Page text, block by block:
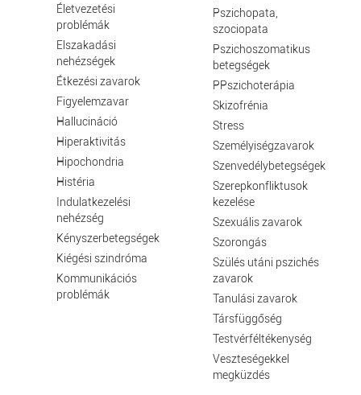
Életvezetési
problémák
Elszakadási
nehézségek
Étkezési zavarok
Figyelemzavar
Hallucináció
Hiperaktivitás
Hipochondria
Histéria
Indulatkezelési
nehézség
Kényszerbetegségek
Kiégési szindróma
Kommunikációs
problémák
Pszichopata,
szociopata
Pszichoszomatikus
betegségek
PPszichoterápia
Skizofrénia
Stress
Személyiségzavarok
Szenvedélybetegségek
Szerepkonfliktusok
kezelése
Szexuális zavarok
Szorongás
Szülés utáni pszichés
zavarok
Tanulási zavarok
Társfüggőség
Testvérféltékenység
Veszteségekkel
megküzdés